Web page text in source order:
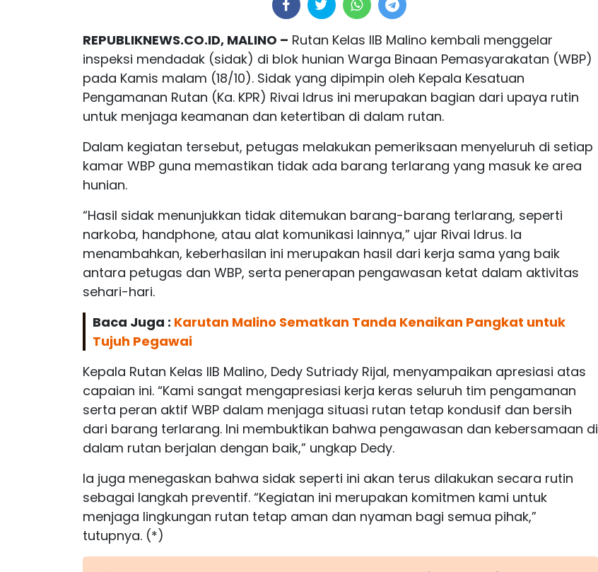
REPUBLIKNEWS.CO.ID, MALINO – Rutan Kelas IIB Malino kembali menggelar
inspeksi mendadak (sidak) di blok hunian Warga Binaan Pemasyarakatan (WBP)
pada Kamis malam (18/10). Sidak yang dipimpin oleh Kepala Kesatuan
Pengamanan Rutan (Ka. KPR) Rivai Idrus ini merupakan bagian dari upaya rutin
untuk menjaga keamanan dan ketertiban di dalam rutan.
Dalam kegiatan tersebut, petugas melakukan pemeriksaan menyeluruh di setiap
kamar WBP guna memastikan tidak ada barang terlarang yang masuk ke area
hunian.
“Hasil sidak menunjukkan tidak ditemukan barang-barang terlarang, seperti
narkoba, handphone, atau alat komunikasi lainnya,” ujar Rivai Idrus. Ia
menambahkan, keberhasilan ini merupakan hasil dari kerja sama yang baik
antara petugas dan WBP, serta penerapan pengawasan ketat dalam aktivitas
sehari-hari.
Baca Juga : Karutan Malino Sematkan Tanda Kenaikan Pangkat untuk
Tujuh Pegawai
Kepala Rutan Kelas IIB Malino, Dedy Sutriady Rijal, menyampaikan apresiasi atas
capaian ini. “Kami sangat mengapresiasi kerja keras seluruh tim pengamanan
serta peran aktif WBP dalam menjaga situasi rutan tetap kondusif dan bersih
dari barang terlarang. Ini membuktikan bahwa pengawasan dan kebersamaan di
dalam rutan berjalan dengan baik,” ungkap Dedy.
Ia juga menegaskan bahwa sidak seperti ini akan terus dilakukan secara rutin
sebagai langkah preventif. “Kegiatan ini merupakan komitmen kami untuk
menjaga lingkungan rutan tetap aman dan nyaman bagi semua pihak,”
tutupnya. (*)